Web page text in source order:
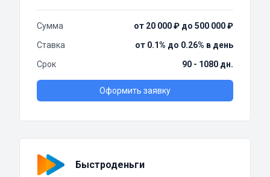
Сумма
от 20 000 ₽ до 500 000 ₽
Ставка
от 0.1% до 0.26% в день
Срок
90 - 1080 дн.
Оформить заявку
Быстроденьги